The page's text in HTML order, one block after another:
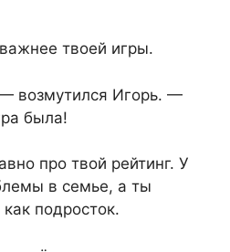
твоей игры.
возмутился Игорь. —
была!
про твой рейтинг. У
в семье, а ты
подросток.